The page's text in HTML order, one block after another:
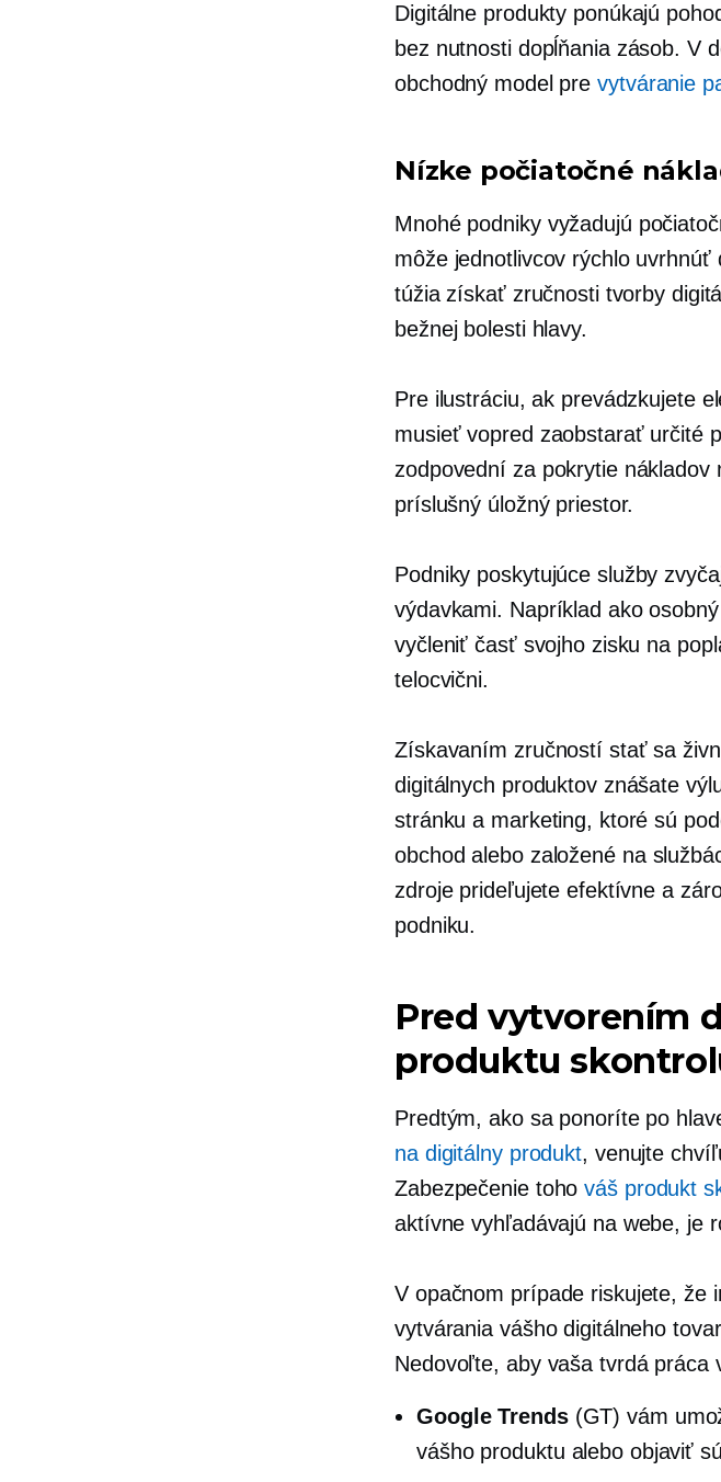
Digitálne produkty ponúkajú
bez nutnosti dopĺňania zásob. V
obchodný model prevytváranie
Nízke počiatočné
Mnohé podniky vyžadujú
môže jednotlivcov rýchlo
túžia získať zručnosti tvorby
bežnej bolesti hlavy.
Pre ilustráciu, ak prevádzkujete
musieť vopred zaobstarať určité
zodpovední za pokrytie
príslušný úložný priestor.
Podniky poskytujúce služby
výdavkami. Napríklad ako
vyčleniť časť svojho zisku na
telocvični.
Získavaním zručností stať sa
digitálnych produktov znášate
stránku a marketing, ktoré sú
obchod alebo založené na
zdroje prideľujete efektívne a
podniku.
Pred vytvorením
produktu
Predtým, ako sa ponoríte po
na digitálny produkt, venujte
Zabezpečenie tohováš produkt
aktívne vyhľadávajú na webe, je
V opačnom prípade riskujete, že
vytvárania vášho digitálneho
Nedovoľte, aby vaša tvrdá práca
Google Trends(GT) vám
vášho produktu alebo objaviť